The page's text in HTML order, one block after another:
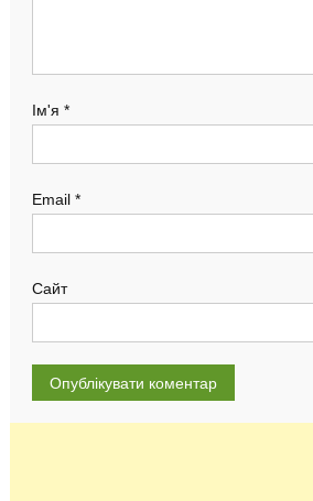
Ім'я *
Email *
Сайт